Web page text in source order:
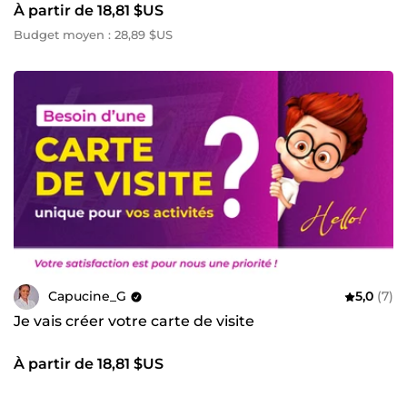
À partir de 18,81 $US
Budget moyen : 28,89 $US
Capucine_G 5,0 (7)
Je vais créer votre carte de visite
À partir de 18,81 $US